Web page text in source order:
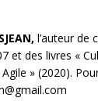
l’auteur de
et des livres «
» (2020).